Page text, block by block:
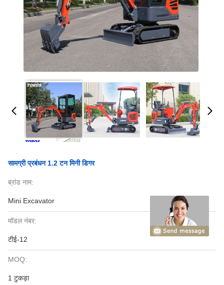
सामग्री प्रबंधन 1.2 टन मिनी डिगर
ब्रांड नाम:
Mini Excavator
मॉडल नंबर:
टीई-12
MOQ:
1 टुकड़ा